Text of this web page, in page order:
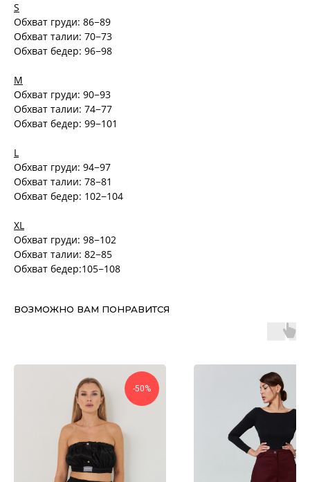
S
Обхват груди: 86−89
Обхват талии: 70−73
Обхват бедер: 96−98
M
Обхват груди: 90−93
Обхват талии: 74−77
Обхват бедер: 99−101
L
Обхват груди: 94−97
Обхват талии: 78−81
Обхват бедер: 102−104
XL
Обхват груди: 98−102
Обхват талии: 82−85
Обхват бедер:105−108
ВОЗМОЖНО ВАМ ПОНРАВИТСЯ
-50%